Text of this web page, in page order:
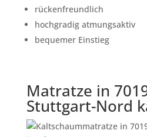
rückenfreundlich
hochgradig atmungsaktiv
bequemer Einstieg
Matratze in
Stuttgart-Nord